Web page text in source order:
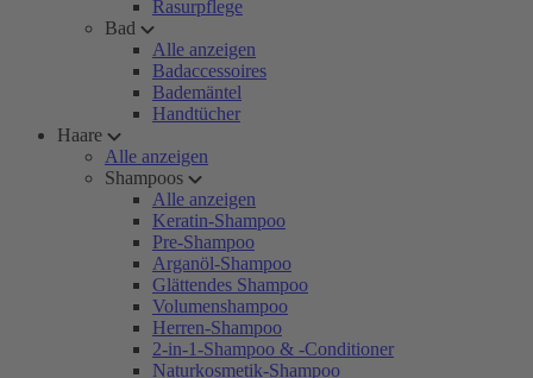
Rasurpflege
Bad
Alle anzeigen
Badaccessoires
Bademäntel
Handtücher
Haare
Alle anzeigen
Shampoos
Alle anzeigen
Keratin-Shampoo
Pre-Shampoo
Arganöl-Shampoo
Glättendes Shampoo
Volumenshampoo
Herren-Shampoo
2-in-1-Shampoo & -Conditioner
Naturkosmetik-Shampoo